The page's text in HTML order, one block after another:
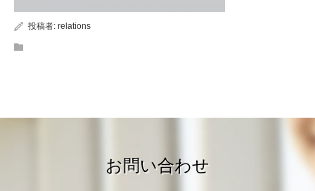
投稿者: relations
お問い合わせ